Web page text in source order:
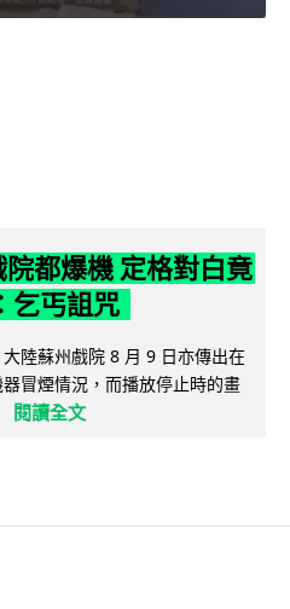
院都爆機 定格對白竟
乞丐詛咒
陸蘇州戲院 8 月 9 日亦傳出在
冒煙情況，而播放停止時的畫
閱讀全文